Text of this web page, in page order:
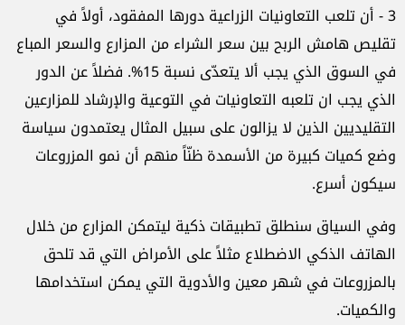
3 - أن تلعب التعاونيات الزراعية دورها المفقود، أولاً في
تقليص هامش الربح بين سعر الشراء من المزارع والسعر المباع
في السوق الذي يجب ألا يتعدّى نسبة 15%. فضلاً عن الدور
الذي يجب ان تلعبه التعاونيات في التوعية والإرشاد للمزارعين
التقليديين الذين لا يزالون على سبيل المثال يعتمدون سياسة
وضع كميات كبيرة من الأسمدة ظنّاً منهم أن نمو المزروعات
سيكون أسرع.
وفي السياق سنطلق تطبيقات ذكية ليتمكن المزارع من خلال
الهاتف الذكي الاضطلاع مثلاً على الأمراض التي قد تلحق
بالمزروعات في شهر معين والأدوية التي يمكن استخدامها
والكميات.